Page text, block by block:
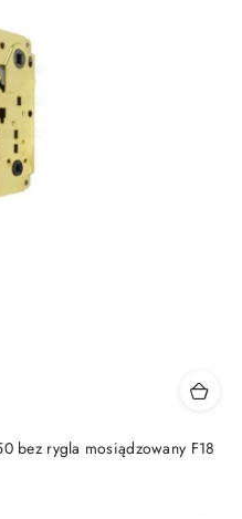
bez rygla mosiądzowany F18